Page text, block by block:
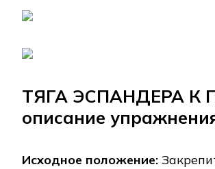
ТЯГА ЭСПАНДЕРА К
описание
Исходное положение: